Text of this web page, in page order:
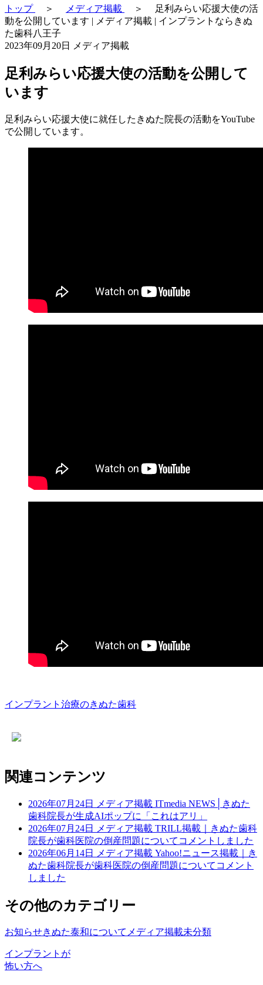
トップ ＞ メディア掲載 ＞
足利みらい応援大使の活
動を公開しています | メディア掲載 | インプラントならきぬ
た歯科八王子
2023年09月20日
メディア掲載
足利みらい応援大使の活動を公開して
います
足利みらい応援大使に就任したきぬた院長の活動をYouTube
で公開しています。
インプラント治療のきぬた歯科
関連コンテンツ
2026年07月24日 メディア掲載 ITmedia NEWS│きぬた
歯科院長が生成AIポップに「これはアリ」
2026年07月24日
メディア掲載 TRILL掲載｜きぬた歯科
院長が歯科医院の倒産問題についてコメントしました
2026年06月14日
メディア掲載 Yahoo!ニュース掲載｜き
ぬた歯科院長が歯科医院の倒産問題についてコメント
しました
その他のカテゴリー
お知らせきぬた泰和について メディア掲載未分類
インプラントが
怖い方へ